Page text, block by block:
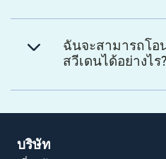
ฉันจะสามารถโอ
สวีเดนได้อย่างไร?
บริษัท